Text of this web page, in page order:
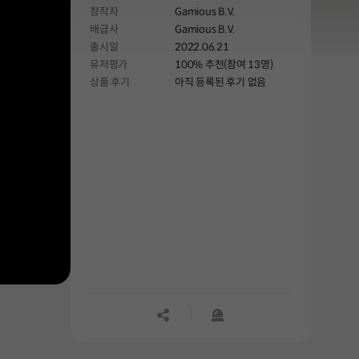
창작자
Gamious B.V.
배급사
Gamious B.V.
출시일
2022.06.21
유저평가
100% 추천(참여 13명)
상품 후기
아직 등록된 후기 없음
공유하기신고하기